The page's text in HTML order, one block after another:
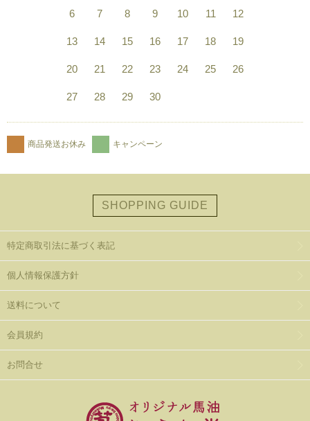
6 7 8 9 10 11 12
13 14 15 16 17 18 19
20 21 22 23 24 25 26
27 28 29 30
商品発送お休み キャンペーン
SHOPPING GUIDE
特定商取引法に基づく表記
個人情報保護方針
送料について
会員規約
お問合せ